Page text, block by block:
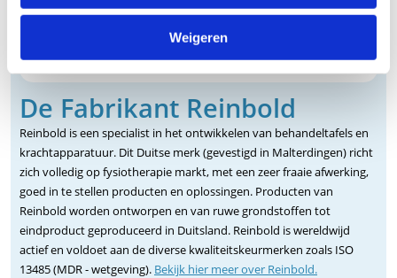
Weigeren
De Fabrikant Reinbold
Reinbold is een specialist in het ontwikkelen van behandeltafels en
krachtapparatuur. Dit Duitse merk (gevestigd in Malterdingen) richt
zich volledig op fysiotherapie markt, met een zeer fraaie afwerking,
goed in te stellen producten en oplossingen. Producten van
Reinbold worden ontworpen en van ruwe grondstoffen tot
eindproduct geproduceerd in Duitsland. Reinbold is wereldwijd
actief en voldoet aan de diverse kwaliteitskeurmerken zoals ISO
13485 (MDR - wetgeving). Bekijk hier meer over Reinbold.